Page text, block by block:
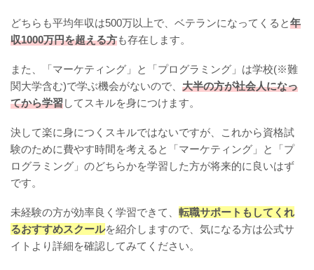
どちらも平均年収は500万以上で、ベテランになってくると年
収1000万円を超える方も存在します。
また、「マーケティング」と「プログラミング」は学校(※難
関大学含む)で学ぶ機会がないので、 大半の方が社会人になっ
てから学習してスキルを身につけます。
決して楽に身につくスキルではないですが、これから資格試
験のために費やす時間を考えると「マーケティング」と「プ
ログラミング」のどちらかを学習した方が将来的に良いはず
です。
未経験の方が効率良く学習できて、 転職サポートもしてくれ
るおすすめスクールを紹介しますので、気になる方は公式サ
イトより詳細を確認してみてください。